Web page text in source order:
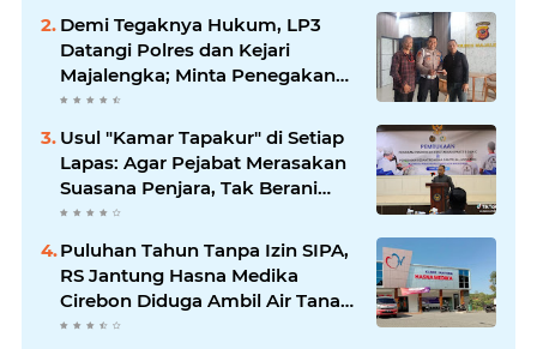
Demi Tegaknya Hukum, LP3
Datangi Polres dan Kejari
Majalengka; Minta Penegakan
Proporsional: Restoratif untuk
Oknum
Usul "Kamar Tapakur" di Setiap
Lapas: Agar Pejabat Merasakan
Suasana Penjara, Tak Berani
Korupsi dan Menyalahgunakan
Puluhan Tahun Tanpa Izin SIPA,
RS Jantung Hasna Medika
Cirebon Diduga Ambil Air Tanah
Secara Ilegal; Advokat Kirim